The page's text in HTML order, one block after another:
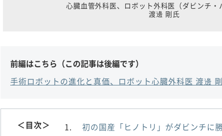
心臓血管外科医、ロボット外科医（ダビンチ・
渡邊 剛氏
前編はこちら（この記事は後編です）
手術ロボットの進化と真価、ロボット心臓外科医 渡邊
＜目次＞
初の国産「ヒノトリ」がダビンチに